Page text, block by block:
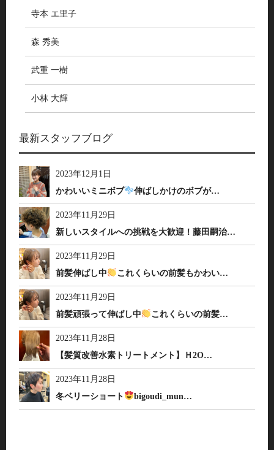
寺本 エ里子
森 秀美
武重 一樹
小林 大輝
最新スタッフブログ
2023年12月1日
かわいいミニボブ
伸ばしかけのボブが…
2023年11月29日
新しいスタイルへの挑戦を大歓迎！藤田嗣治…
2023年11月29日
前髪伸ばし中
これくらいの前髪もかわい…
2023年11月29日
前髪頑張って伸ばし中
これくらいの前髪…
2023年11月28日
【髪質改善水素トリートメント】Ｈ2O…
2023年11月28日
冬ベリーショート
bigoudi_mun…